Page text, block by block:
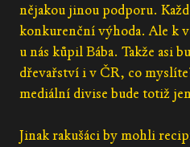
nějakou jinou podporu.
konkurenční výhoda. Ale k
u nás kůpil Bába. Takže asi
dřevařství i v ČR, co
mediální divise bude totiž
Jinak rakušáci by mohli